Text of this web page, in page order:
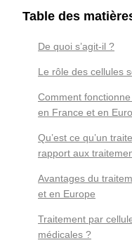
Table des
De quoi s’agit-il ?
Le rôle des cellules
Comment
en France et en
Qu’est ce qu’un
rapport aux
Avantages du
et en Europe
Traitement par
médicales ?